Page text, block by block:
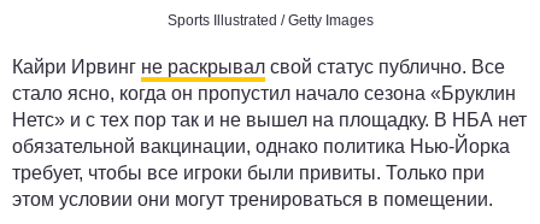
Sports Illustrated / Getty Images
Кайри Ирвинг не раскрывал свой статус публично. Все
стало ясно, когда он пропустил начало сезона «Бруклин
Нетс» и с тех пор так и не вышел на площадку. В НБА нет
обязательной вакцинации, однако политика Нью-Йорка
требует, чтобы все игроки были привиты. Только при
этом условии они могут тренироваться в помещении.